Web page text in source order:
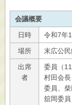
会議概要
日時 令和7年
場所 末広公
出席
者
委員（
村田会
委員、柴
舘岡委